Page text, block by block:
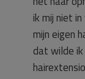
ik mij niet
mijn eigen
dat wilde